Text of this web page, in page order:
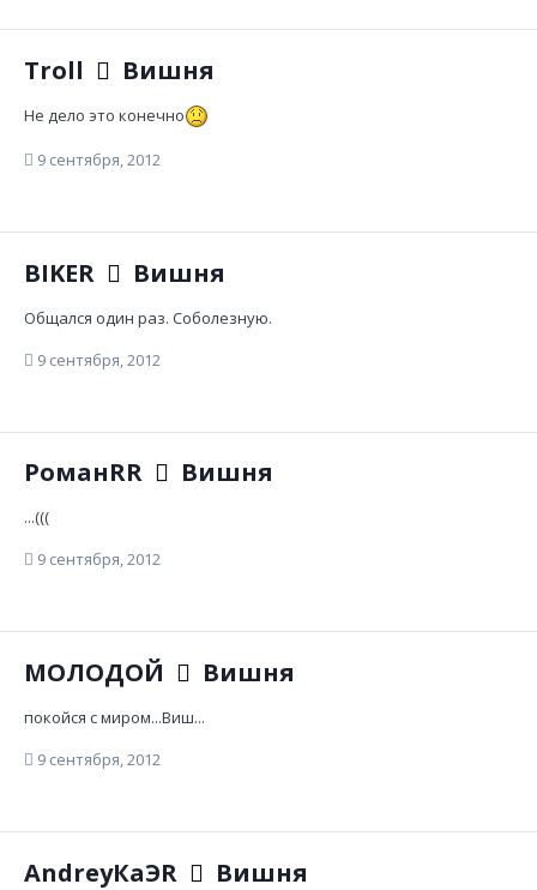
Troll Вишня
Не дело это конечно
9 сентября, 2012
BIKER Вишня
Общался один раз. Соболезную.
9 сентября, 2012
РоманRR Вишня
...(((
9 сентября, 2012
МОЛОДОЙ Вишня
покойся с миром...Виш...
9 сентября, 2012
AndreyКаЭR Вишня